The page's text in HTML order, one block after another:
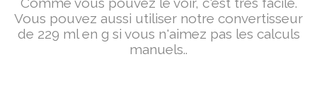
Vous pouvez aussi utiliser notre convertisseur
de 229 ml en g si vous n'aimez pas les calculs
manuels..